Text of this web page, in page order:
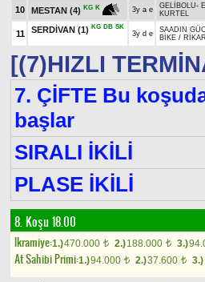
10 MESTAN (4) KG K 3y a e GELİBOLU-
KURTEL
11 SERDİVAN (1) KG DB SK
3y d e SAADIN
BİKE /
[(7)HIZLI
7. ÇİFTE Bu
başlar
SIRALI İKİLİ
PLASE İKİLİ
8. Koşu 18.00
Ikramiye:1.)470.000 t 2.)188.000 t 3.)
At Sahibi Primi:1.)94.000 t 2.)37.600 t 3.)